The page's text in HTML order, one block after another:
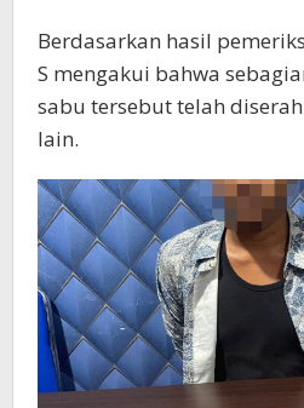
Berdasarkan hasil
S mengakui bahwa
sabu tersebut telah
lain.